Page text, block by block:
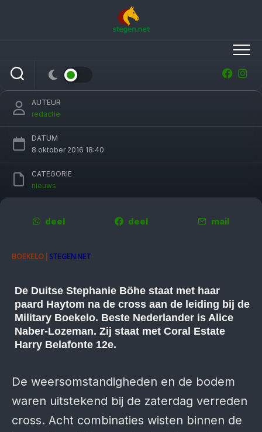
Boekelo, Alice Naber beste Nederlander
AUTEUR
redactie
DATUM
8 oktober 2016 18:40
CATEGORIE
nieuws
deel deel mail
BOEKELO |STEGEN.NET
De Duitse Stephanie Böhe staat met haar
paard Haytom na de cross aan de leiding bij de
Military Boekelo. Beste Nederlander is Alice
Naber-Lozeman. Zij staat met Coral Estate
Harry Belafonte 12e.
De weersomstandigheden en de bodem
waren uitstekend bij de zaterdag verreden
cross. Acht combinaties wisten binnen de